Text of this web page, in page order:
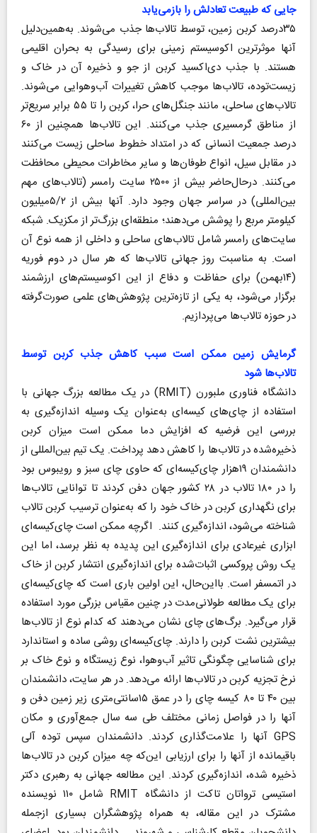
جایی که طبیعت تعادلش را بازمی‌یابد
۳۵درصد کربن زمین، توسط تالاب‌ها جذب می‌شوند. به‌همین‌دلیل
آنها موثرترین اکوسیستم زمینی برای رسیدگی به بحران اقلیمی
هستند. با جذب دی‌اکسید کربن از جو و ذخیره آن در خاک و
زیست‌توده، تالاب‌ها موجب کاهش تغییرات آب‌وهوایی می‌شوند.
تالاب‌های ساحلی، مانند جنگل‌های حرا، کربن را تا ۵۵ برابر سریع‌تر
از مناطق گرمسیری جذب می‌کنند. این تالاب‌ها همچنین از ۶۰
درصد جمعیت انسانی که در امتداد خطوط ساحلی زیست می‌کنند
در مقابل سیل، انواع طوفان‌ها و سایر مخاطرات محیطی محافظت
می‌کنند. درحال‌حاضر بیش از ۲۵۰۰ سایت رامسر (تالاب‌های مهم
بین‌المللی) در سراسر جهان وجود دارد. آنها بیش از ۵/۲میلیون
کیلومتر مربع را پوشش می‌دهند؛ منطقه‌ای بزرگ‌تر از مکزیک. شبکه
سایت‌های رامسر شامل تالاب‌های ساحلی و داخلی از همه نوع آن
است. به مناسبت روز جهانی تالاب‌ها که هر سال در دوم فوریه
(۱۴بهمن) برای حفاظت و دفاع از این اکوسیستم‌های ارزشمند
برگزار می‌شود، به یکی از تازه‌ترین پژوهش‌های علمی صورت‌گرفته
در حوزه تالاب‌ها می‌پردازیم.
گرمایش زمین ممکن است سبب کاهش جذب کربن توسط
تالاب‌ها شود
دانشگاه فناوری ملبورن (RMIT) در یک مطالعه بزرگ جهانی با
استفاده از چای‌های کیسه‌ای به‌عنوان یک وسیله اندازه‌گیری به
بررسی این فرضیه که افزایش دما ممکن است میزان کربن
ذخیره‌شده در تالاب‌ها را کاهش دهد پرداخت. یک تیم بین‌المللی از
دانشمندان ۱۹هزار چای‌کیسه‌ای که حاوی چای سبز و رویبوس بود
را در ۱۸۰ تالاب در ۲۸ کشور جهان دفن کردند تا توانایی تالاب‌ها
برای نگهداری کربن در خاک خود را که به‌عنوان ترسیب کربن تالاب
شناخته می‌شود، اندازه‌گیری کنند. اگرچه ممکن است چای‌کیسه‌ای
ابزاری غیرعادی برای اندازه‌گیری این پدیده به نظر برسد، اما این
یک روش پروکسی اثبات‌شده برای اندازه‌گیری انتشار کربن از خاک
در اتمسفر است. بااین‌حال، این اولین باری است که چای‌کیسه‌ای
برای یک مطالعه طولانی‌مدت در چنین مقیاس بزرگی مورد استفاده
قرار می‌گیرد. برگ‌های چای نشان می‌دهند که کدام نوع از تالاب‌ها
بیشترین نشت کربن را دارند. چای‌کیسه‌ای روشی ساده و استاندارد
برای شناسایی چگونگی تاثیر آب‌وهوا، نوع زیستگاه و نوع خاک بر
نرخ تجزیه کربن در تالاب‌ها ارائه می‌دهد. در هر سایت، دانشمندان
بین ۴۰ تا ۸۰ کیسه چای را در عمق ۱۵سانتی‌متری زیر زمین دفن و
آنها را در فواصل زمانی مختلف طی سه سال جمع‌آوری و مکان
GPS آنها را علامت‌گذاری کردند. دانشمندان سپس توده آلی
باقیمانده از آنها را برای ارزیابی این‌که چه میزان کربن در تالاب‌ها
ذخیره شده، اندازه‌گیری کردند. این مطالعه جهانی به رهبری دکتر
استیسی ترواتان تاکت از دانشگاه RMIT شامل ۱۱۰ نویسنده
مشترک در این مقاله، به همراه پژوهشگران بسیاری ازجمله